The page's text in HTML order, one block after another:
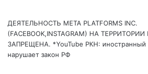
ДЕЯТЕЛЬНОСТЬ МЕТА PLATFORMS INC.
(FACEBOOK,INSTAGRAM) НА
ЗАПРЕЩЕНА. *YouTube РКН: иностранный
нарушает закон РФ